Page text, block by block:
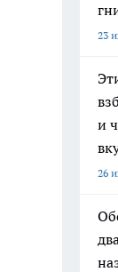
23
и
26